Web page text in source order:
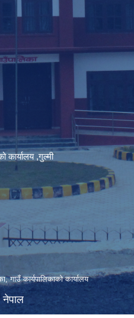
कार्यालय ,गुल्मी
कार्यपालिकाको कार्यालय
नेपाल